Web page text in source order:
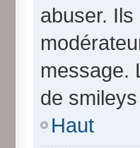
abuser.
message.
de
Haut